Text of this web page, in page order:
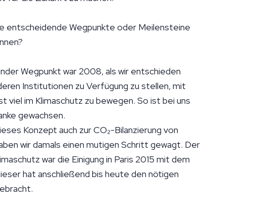
entscheidende Wegpunkte oder Meilensteine
Wegpunkt war 2008, als wir entschieden
Institutionen zu Verfügung zu stellen, mit
viel im Klimaschutz zu bewegen. So ist bei uns
gewachsen.
Konzept auch zur CO₂-Bilanzierung von
wir damals einen mutigen Schritt gewagt. Der
war die Einigung in Paris 2015 mit dem
hat anschließend bis heute den nötigen